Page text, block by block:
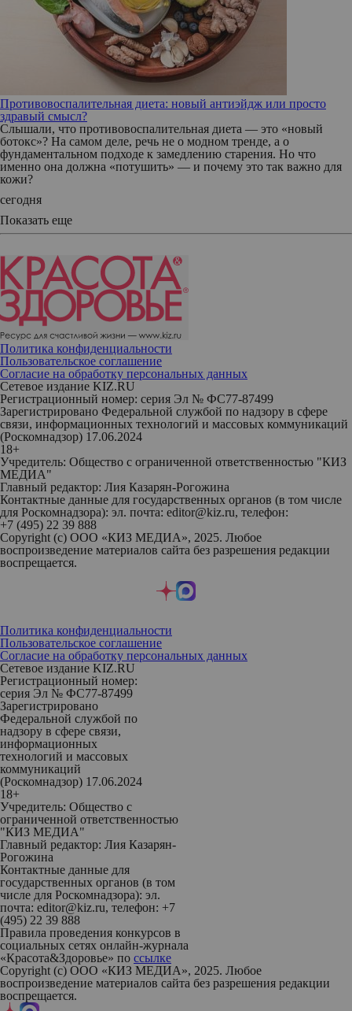
Противовоспалительная диета: новый антиэйдж или просто
здравый смысл?
Слышали, что противовоспалительная диета — это «новый
ботокс»? На самом деле, речь не о модном тренде, а о
фундаментальном подходе к замедлению старения. Но что
именно она должна «потушить» — и почему это так важно для
кожи?
сегодня
Показать еще
Политика конфиденциальности
Пользовательское соглашение
Согласие на обработку персональных данных
Сетевое издание KIZ.RU
Регистрационный номер: серия Эл № ФС77-87499
Зарегистрировано Федеральной службой по надзору в сфере
связи, информационных технологий и массовых коммуникаций
(Роскомнадзор) 17.06.2024
18+
Учредитель: Общество с ограниченной ответственностью "КИЗ
МЕДИА"
Главный редактор: Лия Казарян-Рогожина
Контактные данные для государственных органов (в том числе
для Роскомнадзора): эл. почта: editor@kiz.ru, телефон:
+7 (495) 22 39 888
Copyright (с) ООО «КИЗ МЕДИА», 2025. Любое
воспроизведение материалов сайта без разрешения редакции
воспрещается.
Политика конфиденциальности
Пользовательское соглашение
Согласие на обработку персональных данных
Сетевое издание KIZ.RU
Регистрационный номер:
серия Эл № ФС77-87499
Зарегистрировано
Федеральной службой по
надзору в сфере связи,
информационных
технологий и массовых
коммуникаций
(Роскомнадзор) 17.06.2024
18+
Учредитель: Общество с
ограниченной ответственностью
"КИЗ МЕДИА"
Главный редактор: Лия Казарян-
Рогожина
Контактные данные для
государственных органов (в том
числе для Роскомнадзора): эл.
почта: editor@kiz.ru, телефон: +7
(495) 22 39 888
Правила проведения конкурсов в
социальных сетях онлайн-журнала
«Красота&Здоровье» по ссылке
Copyright (с) ООО «КИЗ МЕДИА», 2025. Любое
воспроизведение материалов сайта без разрешения редакции
воспрещается.